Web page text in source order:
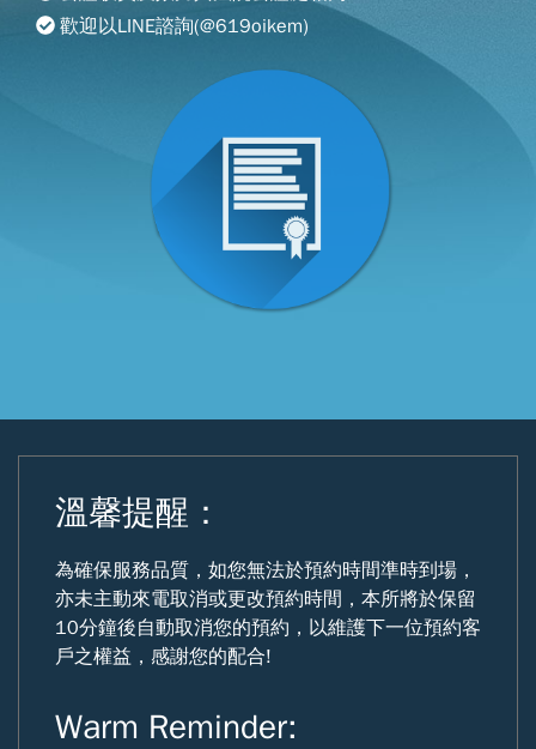
歡迎以LINE諮詢(@619oikem)
溫馨提醒：
為確保服務品質，如您無法於預約時間準時到場，
亦未主動來電取消或更改預約時間，本所將於保留
10分鐘後自動取消您的預約，以維護下一位預約客
戶之權益，感謝您的配合!
Warm Reminder: